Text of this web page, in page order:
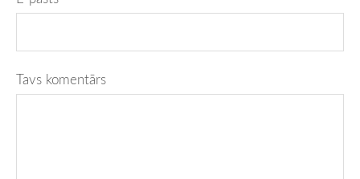
Tavs komentārs